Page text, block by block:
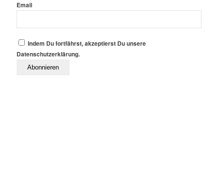
Email
Indem Du fortfährst, akzeptierst Du unsere
Datenschutzerklärung.